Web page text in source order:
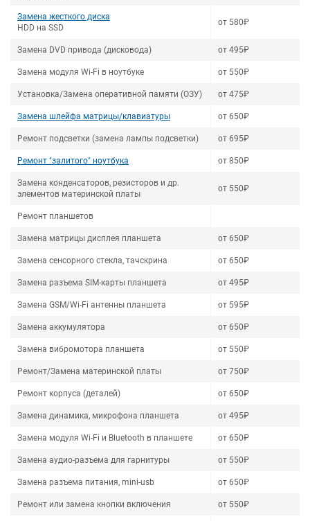
Замена жесткого диска
HDD на SSD
от 580₽
Замена DVD привода (дисковода) от 495₽
Замена модуля Wi-Fi в ноутбуке от 550₽
Установка/Замена оперативной памяти (ОЗУ) от 475₽
Замена шлейфа матрицы/клавиатуры от 650₽
Ремонт подсветки (замена лампы подсветки) от 695₽
Ремонт "залитого" ноутбука от 850₽
Замена конденсаторов, резисторов и др.
элементов материнской платы
от 550₽
Ремонт планшетов
Замена матрицы дисплея планшета от 650₽
Замена сенсорного стекла, тачскрина от 650₽
Замена разъема SIM-карты планшета от 495₽
Замена GSM/Wi-Fi антенны планшета от 595₽
Замена аккумулятора от 650₽
Замена вибромотора планшета от 550₽
Ремонт/Замена материнской платы от 750₽
Ремонт корпуса (деталей) от 650₽
Замена динамика, микрофона планшета от 495₽
Замена модуля Wi-Fi и Bluetooth в планшете от 650₽
Замена аудио-разъема для гарнитуры от 550₽
Замена разъема питания, mini-usb от 650₽
Ремонт или замена кнопки включения от 550₽